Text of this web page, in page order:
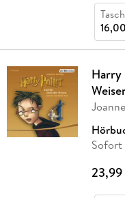
Harry
Sofort
23,99